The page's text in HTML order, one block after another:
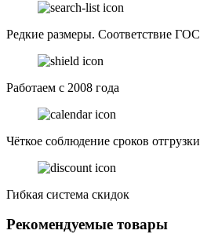
Редкие размеры. Соответствие
Работаем с 2008 года
Чёткое соблюдение сроков отгрузки
Гибкая система скидок
Рекомендуемые товары